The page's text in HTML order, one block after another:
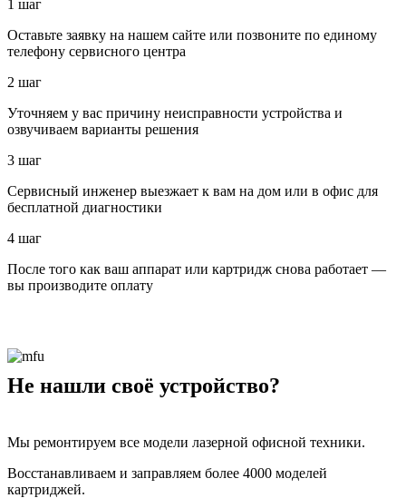
1 шаг
Оставьте заявку на нашем сайте или позвоните по единому
телефону сервисного центра
2 шаг
Уточняем у вас причину неисправности устройства и
озвучиваем варианты решения
3 шаг
Сервисный инженер выезжает к вам на дом или в офис для
бесплатной диагностики
4 шаг
После того как ваш аппарат или картридж снова работает —
вы производите оплату
Не нашли своё устройство?
Мы ремонтируем все модели лазерной офисной техники.
Восстанавливаем и заправляем более 4000 моделей
картриджей.